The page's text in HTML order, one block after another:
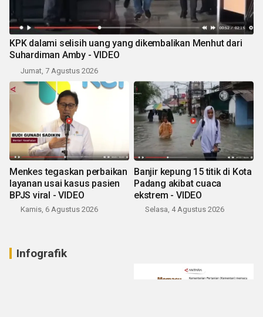
KPK dalami selisih uang yang dikembalikan Menhut dari
Suhardiman Amby - VIDEO
Jumat, 7 Agustus 2026
Menkes tegaskan perbaikan
layanan usai kasus pasien
BPJS viral - VIDEO
Kamis, 6 Agustus 2026
Banjir kepung 15 titik di Kota
Padang akibat cuaca
ekstrem - VIDEO
Selasa, 4 Agustus 2026
Infografik